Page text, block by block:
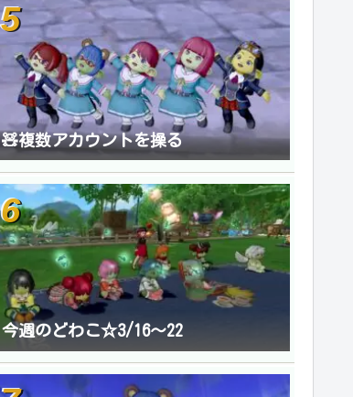
🧸複数アカウントを操る
今週のどわこ☆3/16～22